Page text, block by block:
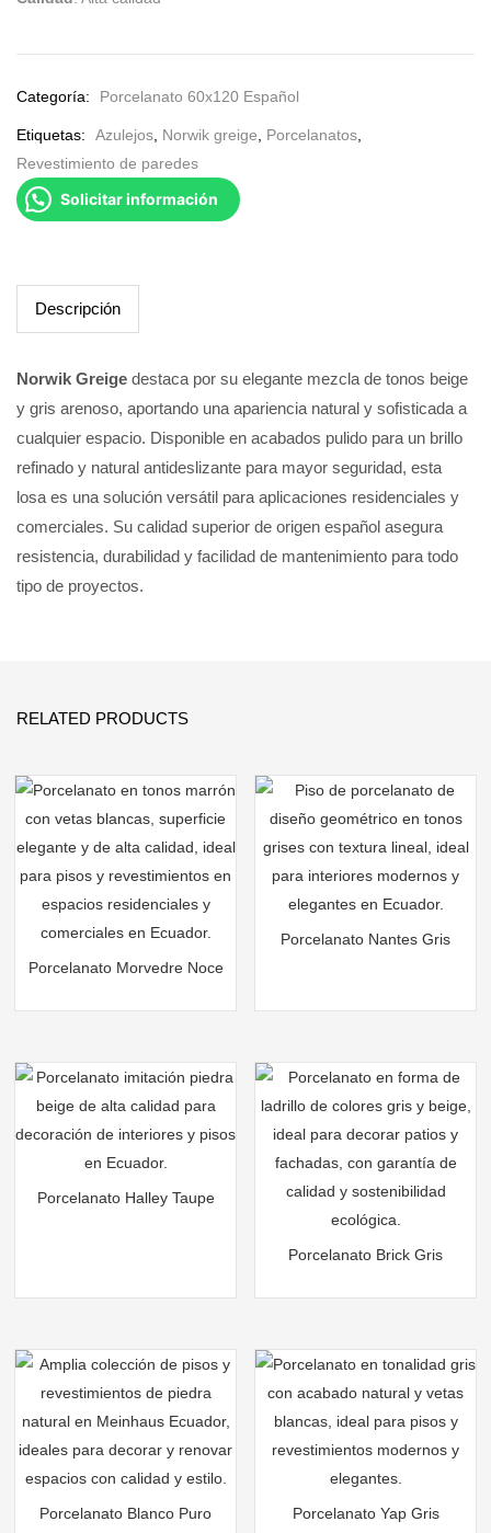
Categoría: Porcelanato 60x120 Español
Etiquetas: Azulejos Norwik greige Porcelanatos
Revestimiento de paredes
Solicitar información
Descripción
Norwik Greige destaca por su elegante mezcla de tonos beige
y gris arenoso, aportando una apariencia natural y sofisticada a
cualquier espacio. Disponible en acabados pulido para un brillo
refinado y natural antideslizante para mayor seguridad, esta
losa es una solución versátil para aplicaciones residenciales y
comerciales. Su calidad superior de origen español asegura
resistencia, durabilidad y facilidad de mantenimiento para todo
tipo de proyectos.
RELATED PRODUCTS
Porcelanato Morvedre Noce
Porcelanato Nantes Gris
Porcelanato Halley Taupe
Porcelanato Brick Gris
Porcelanato Blanco Puro Porcelanato Yap Gris